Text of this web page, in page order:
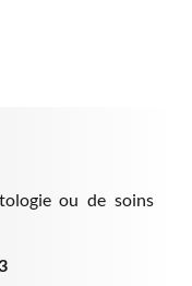
ou de soins
3